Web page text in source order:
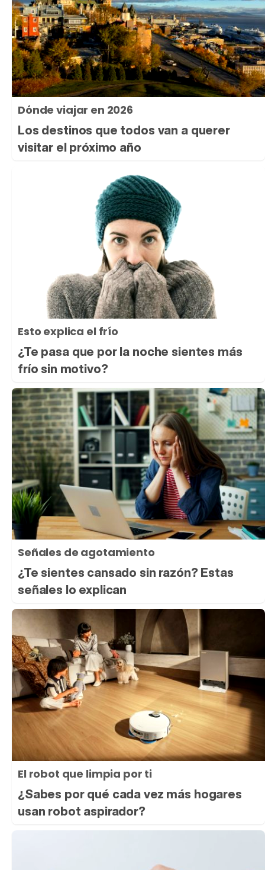
Dónde viajar en 2026
Los destinos que todos van a querer
visitar el próximo año
Esto explica el frío
¿Te pasa que por la noche sientes más
frío sin motivo?
Señales de agotamiento
¿Te sientes cansado sin razón? Estas
señales lo explican
El robot que limpia por ti
¿Sabes por qué cada vez más hogares
usan robot aspirador?